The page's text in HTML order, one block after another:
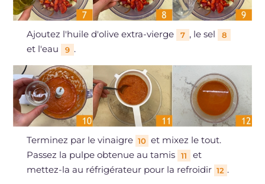
Ajoutez l'huile d'olive extra-vierge 7 , le sel 8
et l'eau 9 .
Terminez par le vinaigre 10 et mixez le tout.
Passez la pulpe obtenue au tamis
11
et
mettez-la au réfrigérateur pour la refroidir 12 .